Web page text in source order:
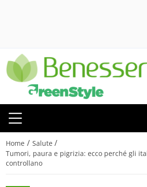
Home / Salute /
Tumori, paura e pigrizia: ecco perché gli
controllano